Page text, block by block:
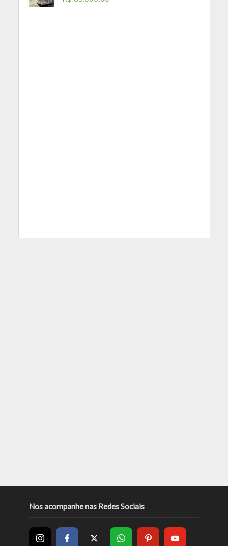
Nos acompanhe nas Redes Sociais